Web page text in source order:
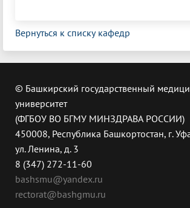
Вернуться к списку кафедр
© Башкирский государственный
университет
(ФГБОУ ВО БГМУ МИНЗДРАВА РОССИИ)
450008, Республика Башкортостан, г.
ул. Ленина, д. 3
8 (347) 272-11-60
bashsmu@yandex.ru
rectorat@bashgmu.ru